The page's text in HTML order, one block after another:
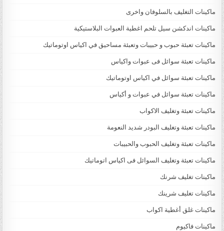
ماكينات التغليف بالسلوفان واخرى
ماكينات اندكشن سيل تلحم اغطية العبوات البلاستيكية
ماكينات تعبئة حبوب و حبيبات وتعبئة مساحيق في اكياس اوتوماتيك
ماكينات تعبئة سوائل فى عبوات واكياس
ماكينات تعبئة سوائل في اكياس اوتوماتيك
ماكينات تعبئة سوائل في عبوات و أكياس
ماكينات تعبئة وتغليف الاكواب
ماكينات تعبئة وتغليف البودر شديد النعومة
ماكينات تعبئة وتغليف الحبوب والحبيبات
ماكينات تعبئة وتغليف السوائل فى اكياس اتوماتيك
ماكينات تغليف شرنك
ماكينات تغليف شرينك
ماكينات غلق أغطية اكواب
ماكينات فاكيوم